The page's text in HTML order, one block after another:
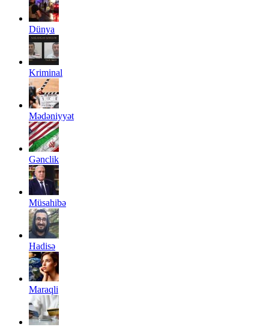
Dünya
Kriminal
Mədəniyyət
Gənclik
Müsahibə
Hadisə
Maraqli